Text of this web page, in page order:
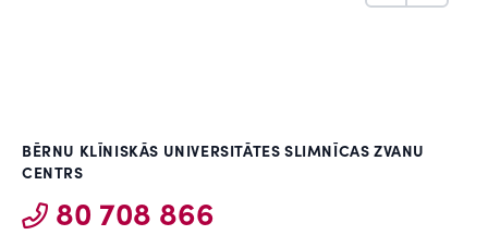
BĒRNU KLĪNISKĀS UNIVERSITĀTES SLIMNĪCAS ZVANU
CENTRS
80 708 866